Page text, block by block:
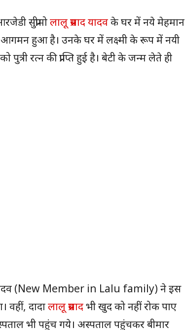
सुप्रीमोलालू प्रसाद यादवके घर में नये मेहमान
हुआ है। उनके घर में लक्ष्मी के रूप में नयी
रत्न की प्राप्ति हुई है। बेटी के जन्म लेते ही
(New Member in Lalu family) ने इस
वहीं, दादालालू प्रसादभी खुद को नहीं रोक पाए
भी पहुंच गये। अस्पताल पहुंचकर बीमार